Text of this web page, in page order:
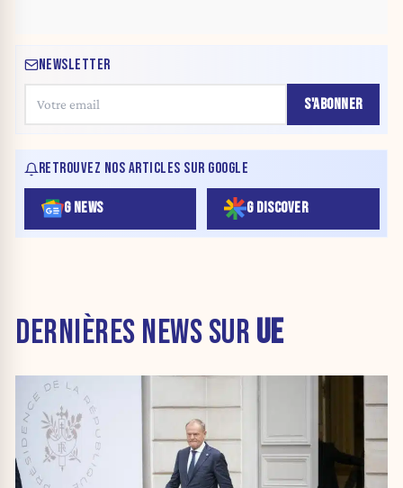
NEWSLETTER
S'ABONNER
RETROUVEZ NOS ARTICLES SUR GOOGLE
G NEWS G DISCOVER
DERNIÈRES NEWS SUR UE